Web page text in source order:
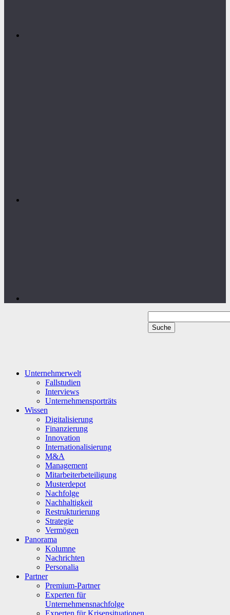
Unternehmerwelt
Fallstudien
Interviews
Unternehmensporträts
Wissen
Digitalisierung
Finanzierung
Innovation
Internationalisierung
M&A
Management
Mitarbeiterbeteiligung
Musterdepot
Nachfolge
Nachhaltigkeit
Restrukturierung
Strategie
Vermögen
Panorama
Kolumne
Nachrichten
Personalia
Partner
Premium-Partner
Experten für
Unternehmensnachfolge
Experten für Krisensituationen